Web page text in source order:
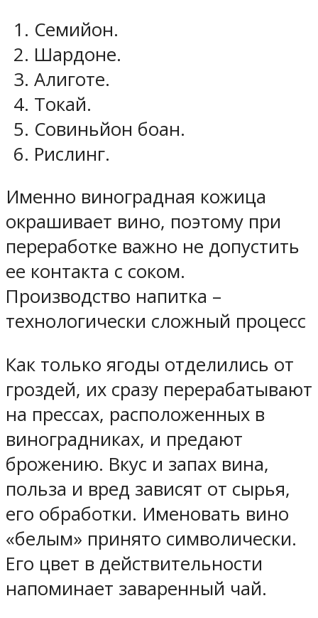
Семийон.
Шардоне.
Алиготе.
Токай.
Совиньйон боан.
Рислинг.
Именно виноградная кожица
окрашивает вино, поэтому при
переработке важно не допустить
ее контакта с соком.
Производство напитка –
технологически сложный процесс
Как только ягоды отделились от
гроздей, их сразу перерабатывают
на прессах, расположенных в
виноградниках, и предают
брожению. Вкус и запах вина,
польза и вред зависят от сырья,
его обработки. Именовать вино
«белым» принято символически.
Его цвет в действительности
напоминает заваренный чай.